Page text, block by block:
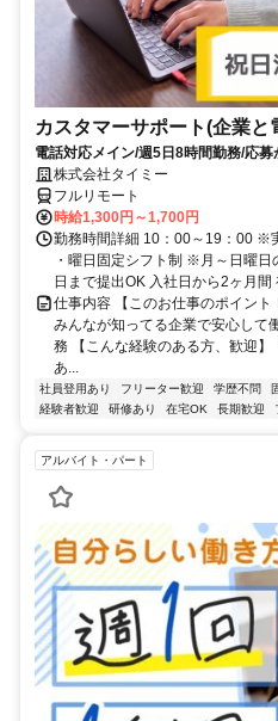
カスタマーサポート(企業と
電話対応メイン/週5日8時間勤務/応
株式会社タイミー
フルリモート
時給1,300円～1,700円
勤務時間詳細 10：00～19：00 ※
・曜日固定シフト制 ※月～日曜
日まで提出OK 入社日から2ヶ月間
仕事内容 【このお仕事のポイント
みんなが知ってる企業で安心して
務 【こんな経験のある方、歓迎
あ...
社員登用あり フリーター歓迎 学歴不問
経験者歓迎
研修あり 在宅OK 長期歓迎
アルバイト・パート